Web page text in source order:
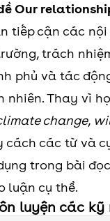
thói
hoạt.
chủ đề
trong
thể
thể
y tế,
đồng
lượng
Our
tiếp cận các
trách
phủ và tác
nhiên. Thay vì
change,
cách các từ và
trong bài
luận cụ thể.
luyện các kỹ